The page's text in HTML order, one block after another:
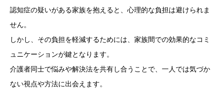
認知症の疑いがある家族を抱えると、心理的な負担は避けられま
せん。
しかし、その負担を軽減するためには、家族間での効果的なコミ
ュニケーションが鍵となります。
介護者同士で悩みや解決法を共有し合うことで、一人では気づか
ない視点や方法に出会えます。